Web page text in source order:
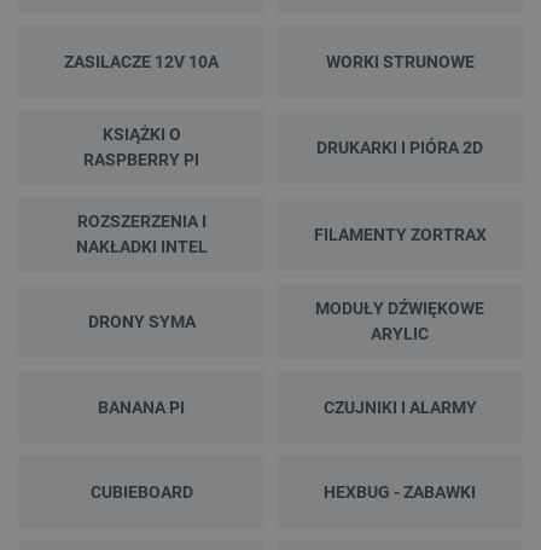
ZASILACZE 12V 10A WORKI STRUNOWE
KSIĄŻKI O
RASPBERRY PI
DRUKARKI I PIÓRA 2D
ROZSZERZENIA I
NAKŁADKI INTEL
FILAMENTY ZORTRAX
DRONY SYMA
MODUŁY DŹWIĘKOWE
ARYLIC
BANANA PI CZUJNIKI I ALARMY
CUBIEBOARD HEXBUG - ZABAWKI
jak logowanie użytkownika i zarządzanie kontem.
Nazwa
Provider /
.botland.com.pl